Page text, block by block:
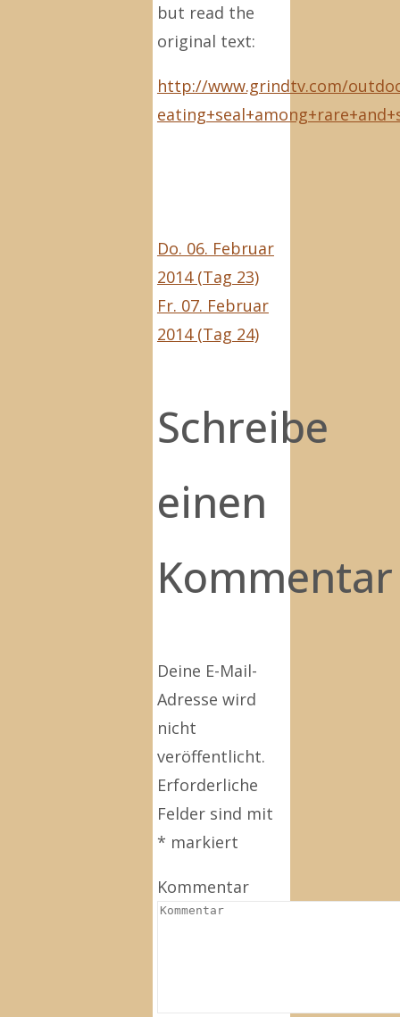
but read the
original text:
http://www.grindtv.com/
Do. 06. Februar
2014 (Tag 23)
Fr. 07. Februar
2014 (Tag 24)
Schreibe
einen
Kommentar
Deine E-Mail-
Adresse wird
nicht
veröffentlicht.
Erforderliche
Felder sind mit
* markiert
Kommentar